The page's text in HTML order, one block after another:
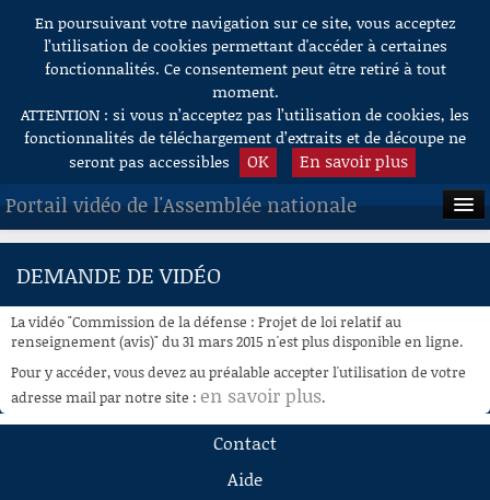
Aller au contenu
En poursuivant votre navigation sur ce site, vous acceptez
l’utilisation de cookies permettant d'accéder à certaines
fonctionnalités. Ce consentement peut être retiré à tout
moment.
ATTENTION : si vous n’acceptez pas l’utilisation de cookies, les
fonctionnalités de téléchargement d’extraits et de découpe ne
seront pas accessibles
OK En savoir plus
Portail vidéo de l'Assemblée nationale
ACCUEIL
À LA DEMANDE
RECHERCHE
AIDE À LA DÉCOUPE
DEMANDE DE VIDÉO
La vidéo "Commission de la défense : Projet de loi relatif au
renseignement (avis)" du 31 mars 2015 n'est plus disponible en ligne.
Pour y accéder, vous devez au préalable accepter l'utilisation de votre
adresse mail par notre site : en savoir plus.
Contact
Aide